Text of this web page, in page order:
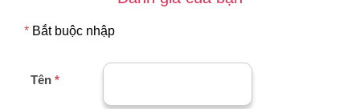
* Bắt buộc nhập
Tên *